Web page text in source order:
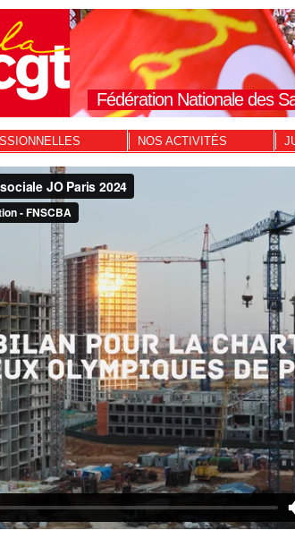
Fédération Nationale des
NOS ACTIVITÉS